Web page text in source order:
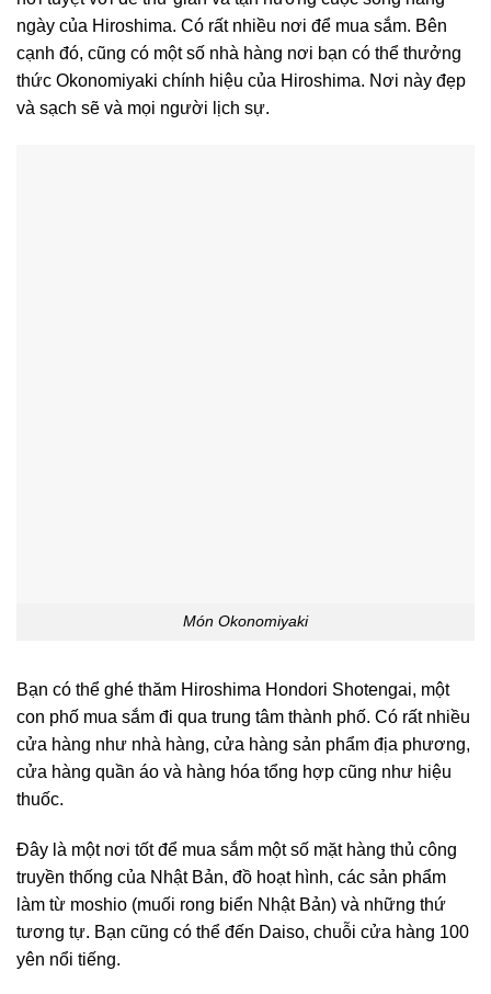
ngày của Hiroshima. Có rất nhiều nơi để mua sắm. Bên
cạnh đó, cũng có một số nhà hàng nơi bạn có thể thưởng
thức Okonomiyaki chính hiệu của Hiroshima. Nơi này đẹp
và sạch sẽ và mọi người lịch sự.
Món Okonomiyaki
Bạn có thể ghé thăm Hiroshima Hondori Shotengai, một
con phố mua sắm đi qua trung tâm thành phố. Có rất nhiều
cửa hàng như nhà hàng, cửa hàng sản phẩm địa phương,
cửa hàng quần áo và hàng hóa tổng hợp cũng như hiệu
thuốc.
Đây là một nơi tốt để mua sắm một số mặt hàng thủ công
truyền thống của Nhật Bản, đồ hoạt hình, các sản phẩm
làm từ moshio (muối rong biển Nhật Bản) và những thứ
tương tự. Bạn cũng có thể đến Daiso, chuỗi cửa hàng 100
yên nổi tiếng.